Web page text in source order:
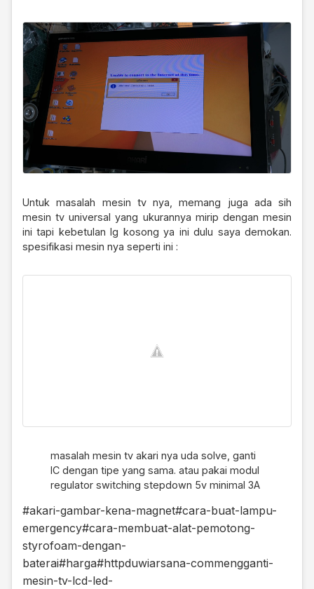
Untuk masalah mesin tv nya, memang juga ada sih
mesin tv universal yang ukurannya mirip dengan mesin
ini tapi kebetulan lg kosong ya ini dulu saya demokan.
spesifikasi mesin nya seperti ini :
masalah mesin tv akari nya uda solve, ganti
IC dengan tipe yang sama. atau pakai modul
regulator switching stepdown 5v minimal 3A
#akari-gambar-kena-magnet#cara-buat-lampu-
emergency#cara-membuat-alat-pemotong-
styrofoam-dengan-
baterai#harga#httpduwiarsana-commengganti-
mesin-tv-lcd-led-